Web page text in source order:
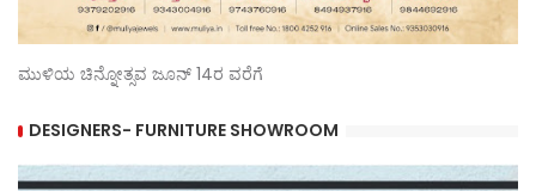
ಮುಳಿಯ ಚಿನ್ನೋತ್ಸವ ಜೂನ್ 14ರ ವರೆಗೆ
DESIGNERS- FURNITURE SHOWROOM